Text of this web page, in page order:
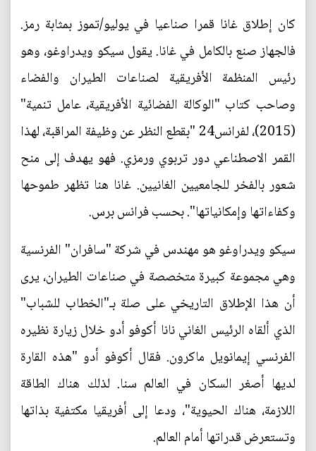
كان إطلاق غانا قمرا صناعيا في يوليو/تموز بمثابة رمز.
فالجهاز صنع بالكامل في غانا. يقول سيكو ويدراوغو، وهو
رئيس المنظمة الأفريقية لصناعات الطيران والفضاء
وصاحب كتاب "الوكالة الفضائية الأفريقية، عامل تنمية"
(2015)، لفرانس24 "بقطع النظر عن وظيفة المراقبة، لهذا
القمر الاصطناعي دور تربوي ورمزي. فهو يهدف إلى منح
شعور بالفخر للجامعيين الغانيين. غانا هنا تظهر طموحها
وكفاءاتها وإمكانياتها". بحسب فرانس برس.
سيكو ويدراوغو هو مهندس في شركة "سافران" الفرنسية
وهي مجموعة كبيرة متخصصة في صناعات الطيران، يرى
أن هذا الإطلاق التاريخي على صلة بـ"الخطاب للشباب"
الذي ألقاه الرئيس الغاني نانا أكوفو أدو خلال زيارة نظيره
الفرنسي إيمانويل ماكرون. فقال أكوفو أدو "هذه القارة
لديها أصغر السكان في العالم سنا. لذلك هناك الطاقة
اللازمة، هناك الحيوية"، ودعا إلى أفريقيا مكتفية بذاتها
وتستعرض قدراتها أمام العالم.